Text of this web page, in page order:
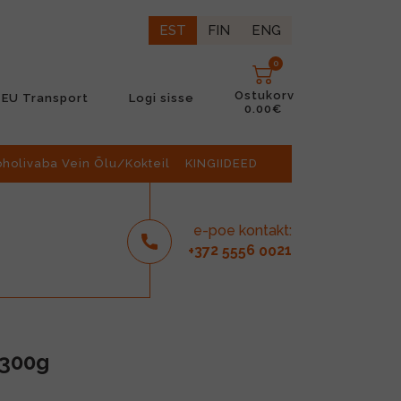
EST FIN ENG
EU Transport Logi sisse
0
Ostukorv
0.00€
Vein Õlu/Kokteil KINGIIDEED
e-poe kontakt:
+372 5556 0021